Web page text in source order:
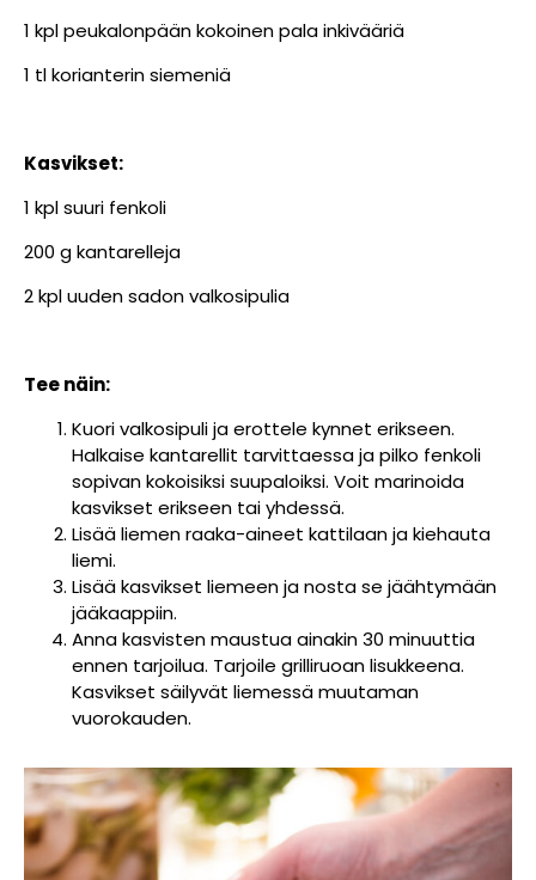
1 kpl peukalonpään kokoinen pala inkivääriä
1 tl korianterin siemeniä
Kasvikset:
1 kpl suuri fenkoli
200 g kantarelleja
2 kpl uuden sadon valkosipulia
Tee näin:
Kuori valkosipuli ja erottele kynnet erikseen.
Halkaise kantarellit tarvittaessa ja pilko fenkoli
sopivan kokoisiksi suupaloiksi. Voit marinoida
kasvikset erikseen tai yhdessä.
Lisää liemen raaka-aineet kattilaan ja kiehauta
liemi.
Lisää kasvikset liemeen ja nosta se jäähtymään
jääkaappiin.
Anna kasvisten maustua ainakin 30 minuuttia
ennen tarjoilua. Tarjoile grilliruoan lisukkeena.
Kasvikset säilyvät liemessä muutaman
vuorokauden.